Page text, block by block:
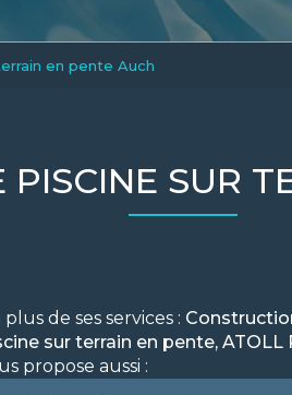
Les abris
Spas-Balnéo
en pente Auch
SUR
plus de ses services :
sur terrain en pente, ATOLL
propose aussi :